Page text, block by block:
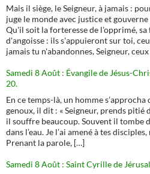
Mais il siège, le Seigneur, à jamais :
juge le monde avec justice et
Qu'il soit la forteresse de l'opprimé, sa
d'angoisse : ils s'appuieront sur toi,
jamais tu n'abandonnes, Seigneur,
Samedi 8 Août : Évangile de Jésus-
20.
En ce temps-là, un homme s’approcha
genoux, il dit : « Seigneur, prends pitié
il souffre beaucoup. Souvent il tombe
dans l’eau. Je l’ai amené à tes
Prenant la parole, […]
Samedi 8 Août : Saint Cyrille de